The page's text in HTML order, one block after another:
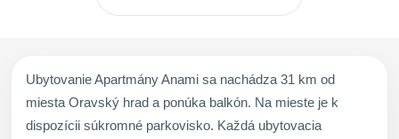
Ubytovanie Apartmány Anami sa nachádza 31 km od
miesta Oravský hrad a ponúka balkón. Na mieste je k
dispozícii súkromné parkovisko. Každá ubytovacia